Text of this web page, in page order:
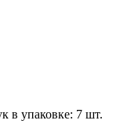
в упаковке: 7 шт.